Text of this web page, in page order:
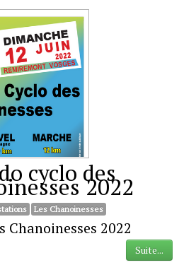
cyclo des
2022
Les Chanoinesses
Chanoinesses 2022
Suite...